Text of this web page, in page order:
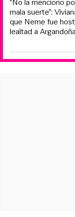
mala suerte”:
que Neme fue
lealtad a